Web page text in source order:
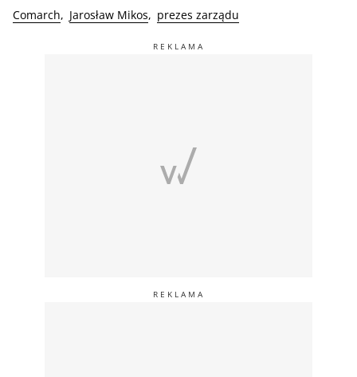
Comarch Jarosław Mikos prezes zarządu